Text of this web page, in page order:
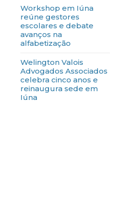
Workshop em Iúna
reúne gestores
escolares e debate
avanços na
alfabetização
Welington Valois
Advogados Associados
celebra cinco anos e
reinaugura sede em
Iúna